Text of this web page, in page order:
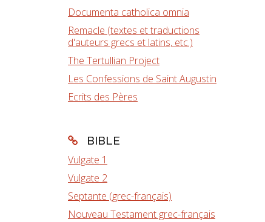
Documenta catholica omnia
Remacle (textes et traductions
d'auteurs grecs et latins, etc.)
The Tertullian Project
Les Confessions de Saint Augustin
Ecrits des Pères
BIBLE
Vulgate 1
Vulgate 2
Septante (grec-français)
Nouveau Testament grec-français